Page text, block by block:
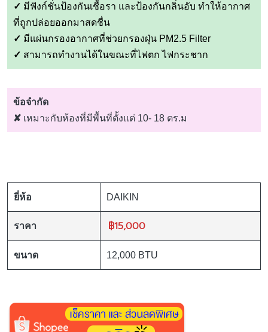
✓ มีฟังก์ชั่นป้องกันเชื้อรา และป้องกันกลิ่นอับ ทำให้อากาศ
ที่ถูกปล่อยออกมาสดชื่น
✓ มีแผ่นกรองอากาศที่ช่วยกรองฝุ่น PM2.5 Filter
✓ สามารถทำงานได้ในขณะที่ไฟตก ไฟกระชาก
ข้อจำกัด
✘ เหมาะกับห้องที่มีพื้นที่ตั้งแต่ 10- 18 ตร.ม
ยี่ห้อ DAIKIN
ราคา ฿15,000
ขนาด 12,000 BTU